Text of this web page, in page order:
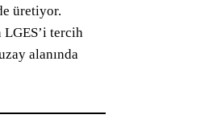
üretiyor.
LGES’i tercih
alanında